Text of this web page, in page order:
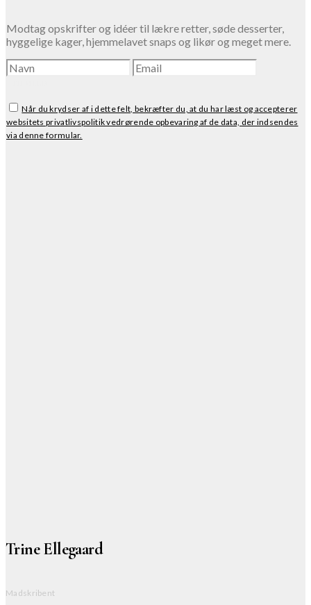
Modtag opskrifter og idéer til lækre retter, søde desserter,
hyggelige kager, hjemmelavet snaps og likør og meget mere.
Når du krydser af i dette felt, bekræfter du, at du har læst og accepterer
websitets privatlivspolitik vedrørende opbevaring af de data, der indsendes
via denne formular.
Trine Ellegaard
Madskribent